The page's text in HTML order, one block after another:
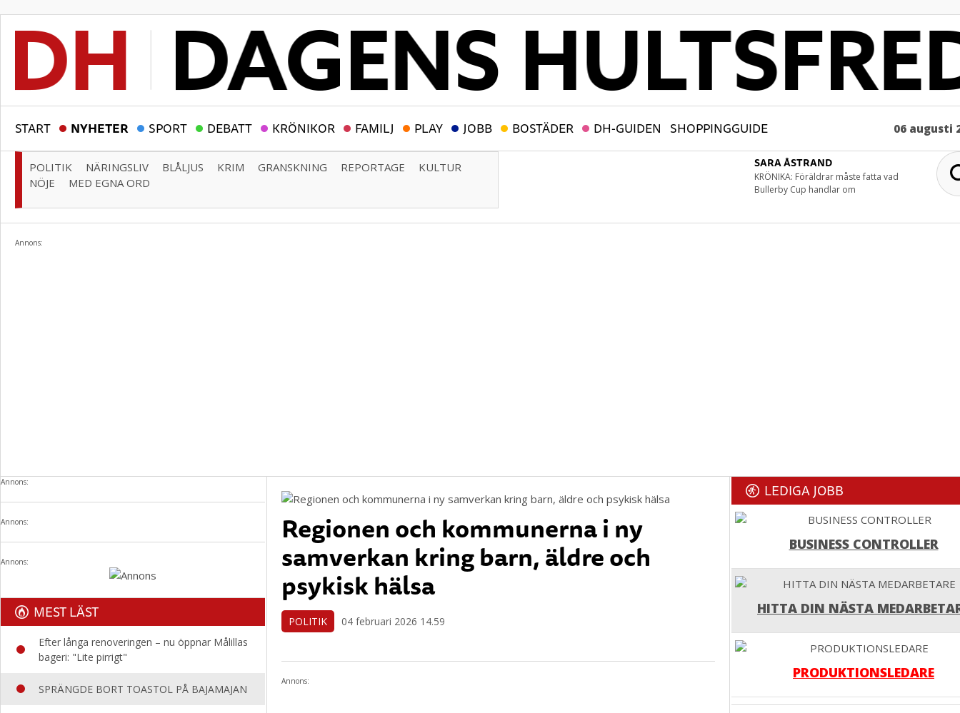
START NYHETER SPORT DEBATT KRÖNIKOR FAMILJ PLAY JOBB BOSTÄDER DH-GUIDEN SHOPPINGGUIDE 06 augusti
POLITIK NÄRINGSLIV BLÅLJUS KRIM GRANSKNING REPORTAGE
KULTUR
NÖJE
MED EGNA ORD
SARA ÅSTRAND
KRÖNIKA: Föräldrar måste fatta vad
Bullerby Cup handlar om
Annons:
Annons:
Annons:
Annons:
MEST LÄST
Efter långa renoveringen – nu öppnar Målillas
bageri: "Lite pirrigt"
SPRÄNGDE BORT TOASTOL PÅ BAJAMAJAN
Regionen och kommunerna i ny
samverkan kring barn, äldre och
psykisk hälsa
POLITIK 04 februari 2026 14.59
Annons:
LEDIGA JOBB
BUSINESS CONTROLLER
HITTA DIN NÄSTA
PRODUKTIONSLEDARE